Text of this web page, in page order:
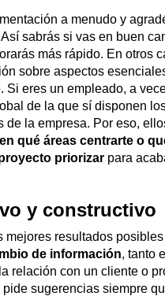
a menudo y
sabrás si vas en buen
más rápido. En otros
sobre aspectos
Si eres un empleado, a
de la que sí disponen
de la empresa. Por eso,
en qué áreas centrarte o
priorizar para
y constructivo
mejores resultados
de información, tanto
relación con un cliente o
sugerencias siempre